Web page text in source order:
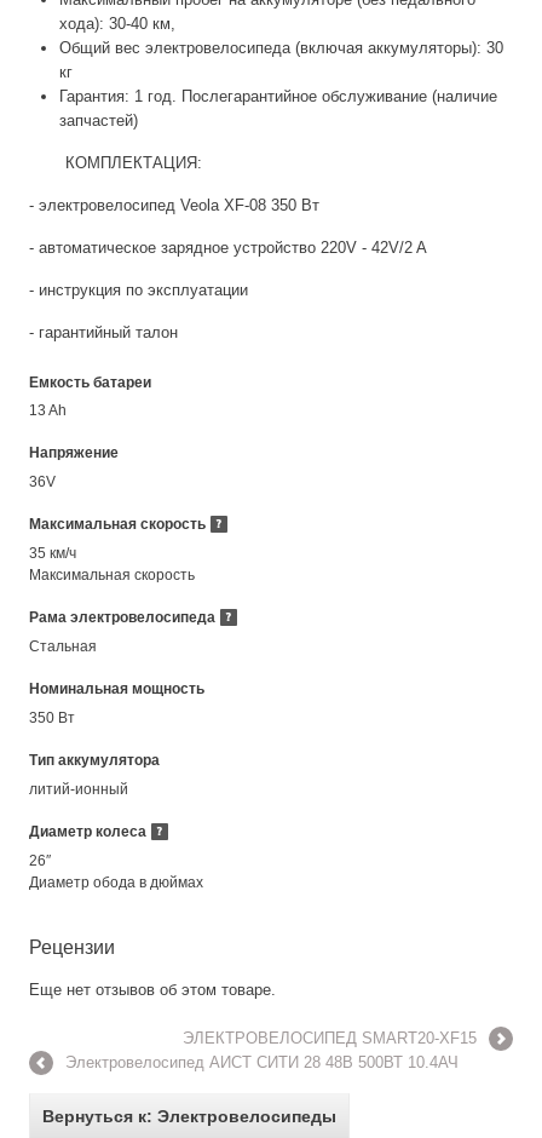
хода): 30-40 км,
Общий вес электровелосипеда (включая аккумуляторы): 30
кг
Гарантия: 1 год. Послегарантийное обслуживание (наличие
запчастей)
КОМПЛЕКТАЦИЯ:
- электровелосипед Veola XF-08 350 Вт
- автоматическое зарядное устройство 220V - 42V/2 A
- инструкция по эксплуатации
- гарантийный талон
Емкость батареи
13 Ah
Напряжение
36V
Максимальная скорость
35 км/ч
Максимальная скорость
Рама электровелосипеда
Стальная
Номинальная мощность
350 Вт
Тип аккумулятора
литий-ионный
Диаметр колеса
26″
Диаметр обода в дюймах
Рецензии
Еще нет отзывов об этом товаре.
ЭЛЕКТРОВЕЛОСИПЕД SMART20-XF15
Электровелосипед АИСТ СИТИ 28 48В 500ВТ 10.4АЧ
Вернуться к: Электровелосипеды